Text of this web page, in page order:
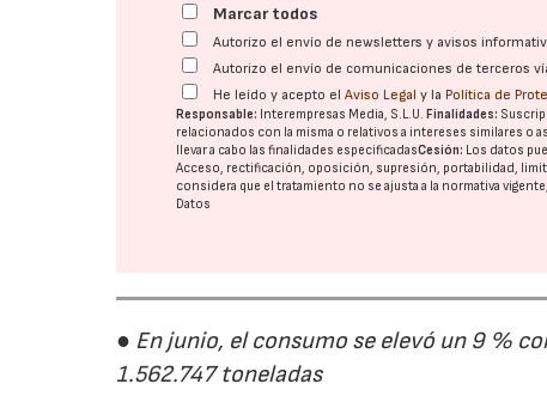
Marcar todos
Autorizo el envío de newsletters y avisos
Autorizo el envío de comunicaciones de terceros
He leído y acepto elAviso Legal y la Política de
Responsable: Interempresas Media, S.L.U.Finalidades:
relacionados con la misma o relativos a intereses similares o
llevar a cabo las finalidades especificadasCesión: Los datos
Acceso, rectificación, oposición, supresión, portabilidad,
considera que el tratamiento no se ajusta a la normativa
Datos
● En junio, el consumo se elevó un 9 %
1.562.747 toneladas